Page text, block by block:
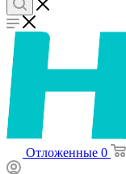
Отложенные 0